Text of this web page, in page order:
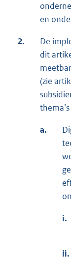
en
2.
De
dit
(zie
a.
i.
ii.